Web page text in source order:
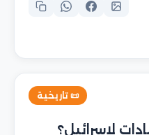
📜 تاريخية
لإسرائيل؟